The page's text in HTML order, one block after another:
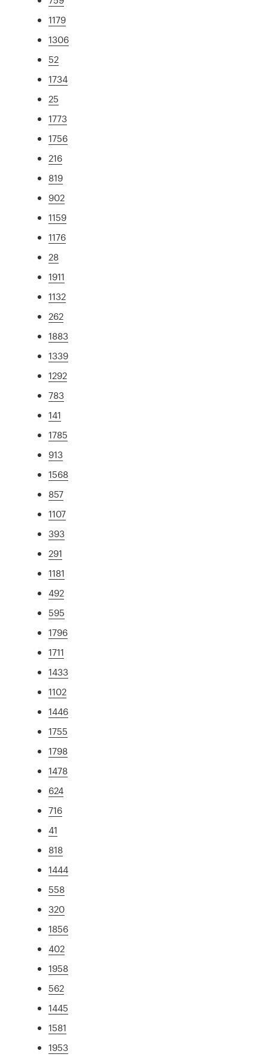
1179
1306
52
1734
25
1773
1756
216
819
902
1159
1176
28
1911
1132
262
1883
1339
1292
783
141
1785
913
1568
857
1107
393
291
1181
492
595
1796
1711
1433
1102
1446
1755
1798
1478
624
716
41
818
1444
558
320
1856
402
1958
562
1445
1581
1953